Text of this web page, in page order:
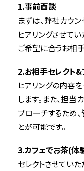
1.事前面談
まずは、弊社カウ
ヒアリングさせてい
ご希望に合うお相
2.お相手セレクト
ヒアリングの内容
します。また、担
プローチするため
とが可能です。
3.カフェでお茶(体
セレクトさせてい